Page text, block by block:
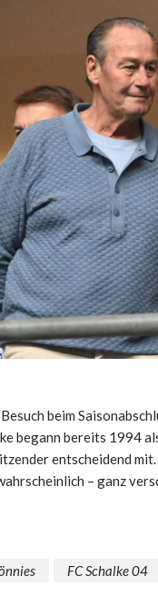
beim
begann bereits 1994
entscheidend
– ganz
FC Schalke 04